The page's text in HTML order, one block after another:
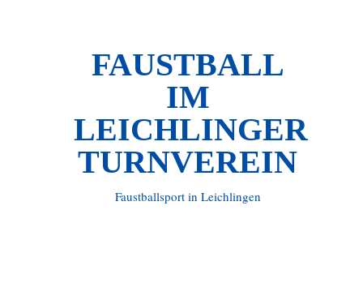
FAUSTBALL
IM
LEICHLINGER
TURNVEREIN
Faustballsport in Leichlingen